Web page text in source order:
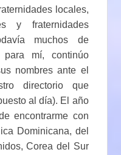
locales,
y fraternidades
muchos de
mí, continúo
nombres ante el
directorio que
al día). El año
encontrarme con
Dominicana, del
Corea del Sur